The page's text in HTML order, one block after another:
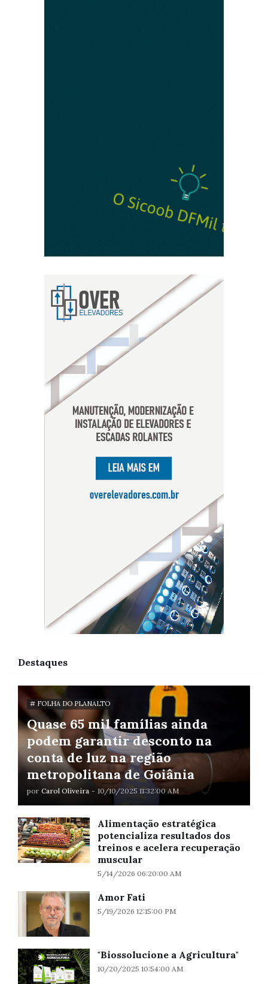
Destaques
# FOLHA DO PLANALTO
Quase 65 mil famílias ainda
podem garantir desconto na
conta de luz na região
metropolitana de Goiânia
por Carol Oliveira - 10/10/2025 11:32:00 AM
Alimentação estratégica
potencializa resultados dos
treinos e acelera recuperação
muscular
5/14/2026 06:20:00 AM
Amor Fati
5/19/2026 12:15:00 PM
"Biossolucione a Agricultura"
10/20/2025 10:54:00 AM